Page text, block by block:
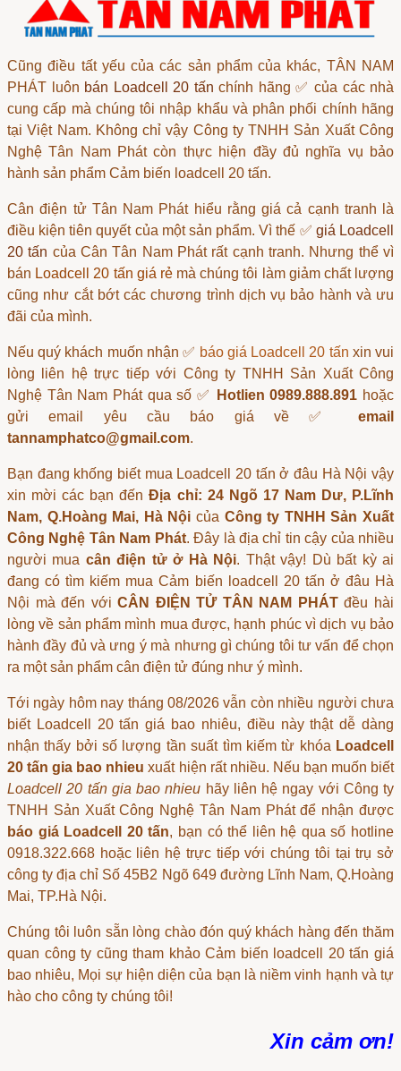
Cũng điều tất yếu của các sản phẩm của khác, TÂN NAM
PHÁT luôn bán Loadcell 20 tấn chính hãng ✅ của các nhà
cung cấp mà chúng tôi nhập khẩu và phân phối chính hãng
tại Việt Nam. Không chỉ vậy Công ty TNHH Sản Xuất Công
Nghệ Tân Nam Phát còn thực hiện đầy đủ nghĩa vụ bảo
hành sản phẩm Cảm biến loadcell 20 tấn.
Cân điện tử Tân Nam Phát hiểu rằng giá cả cạnh tranh là
điều kiện tiên quyết của một sản phẩm. Vì thế ✅ giá Loadcell
20 tấn của Cân Tân Nam Phát rất cạnh tranh. Nhưng thể vì
bán Loadcell 20 tấn giá rẻmà chúng tôi làm giảm chất lượng
cũng như cắt bớt các chương trình dịch vụ bảo hành và ưu
đãi của mình.
Nếu quý khách muốn nhận ✅ báo giá Loadcell 20 tấn xin vui
lòng liên hệ trực tiếp với Công ty TNHH Sản Xuất Công
Nghệ Tân Nam Phát qua số ✅
Hotlien 0989.888.891 hoặc
gửi email yêu cầu báo giá về ✅ email
tannamphatco@gmail.com.
Bạn đang khống biết mua Loadcell 20 tấn ở đâu Hà Nội vậy
xin mời các bạn đếnĐịa chỉ: 24 Ngõ 17 Nam Dư, P.Lĩnh
Nam, Q.Hoàng Mai, Hà Nội của Công ty TNHH Sản Xuất
Công Nghệ Tân Nam Phát. Đây là địa chỉ tin cậy của nhiều
người mua cân điện tử ở Hà Nội. Thật vậy! Dù bất kỳ ai
đang có tìm kiếm mua Cảm biến loadcell 20 tấn ở đâu Hà
Nội mà đến vớiCÂN ĐIỆN TỬ TÂN NAM PHÁTđều hài
lòng về sản phẩm mình mua được, hạnh phúc vì dịch vụ bảo
hành đầy đủ và ưng ý mà nhưng gì chúng tôi tư vấn để chọn
ra một sản phẩm cân điện tử đúng như ý mình.
Tới ngày hôm nay tháng 08/2026 vẫn còn nhiều người chưa
biết Loadcell 20 tấn giá bao nhiêu, điều này thật dễ dàng
nhận thấy bởi số lượng tần suất tìm kiếm từ khóa Loadcell
20 tấn gia bao nhieu xuất hiện rất nhiều. Nếu bạn muốn biết
Loadcell 20 tấn gia bao nhieu hãy liên hệ ngay với Công ty
TNHH Sản Xuất Công Nghệ Tân Nam Phát để nhận được
báo giá Loadcell 20 tấn, bạn có thể liên hệ qua số hotline
0918.322.668 hoặc liên hệ trực tiếp với chúng tôi tại trụ sở
công ty địa chỉ Số 45B2 Ngõ 649 đường Lĩnh Nam, Q.Hoàng
Mai, TP.Hà Nội.
Chúng tôi luôn sẵn lòng chào đón quý khách hàng đến thăm
quan công ty cũng tham khảoCảm biến loadcell 20 tấn giá
bao nhiêu, Mọi sự hiện diện của bạn là niềm vinh hạnh và tự
hào cho công ty chúng tôi!
Xin cảm ơn!